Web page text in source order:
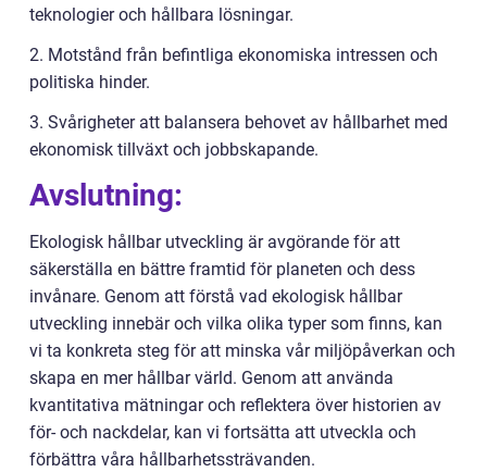
teknologier och hållbara lösningar.
2. Motstånd från befintliga ekonomiska intressen och
politiska hinder.
3. Svårigheter att balansera behovet av hållbarhet med
ekonomisk tillväxt och jobbskapande.
Avslutning:
Ekologisk hållbar utveckling är avgörande för att
säkerställa en bättre framtid för planeten och dess
invånare. Genom att förstå vad ekologisk hållbar
utveckling innebär och vilka olika typer som finns, kan
vi ta konkreta steg för att minska vår miljöpåverkan och
skapa en mer hållbar värld. Genom att använda
kvantitativa mätningar och reflektera över historien av
för- och nackdelar, kan vi fortsätta att utveckla och
förbättra våra hållbarhetssträvanden.